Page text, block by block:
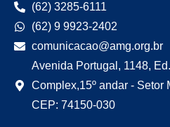
(62) 3285-6111
(62) 9 9923-2402
comunicacao@amg.org.br
Avenida Portugal, 1148,
Complex,15º andar - Setor
CEP: 74150-030